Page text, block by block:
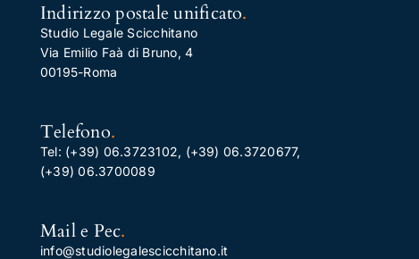
Indirizzo postale unificato.
Studio Legale Scicchitano
Via Emilio Faà di Bruno, 4
00195-Roma
Telefono.
Tel: (+39) 06.3723102, (+39) 06.3720677,
(+39) 06.3700089
Mail e Pec.
info@studiolegalescicchitano.it